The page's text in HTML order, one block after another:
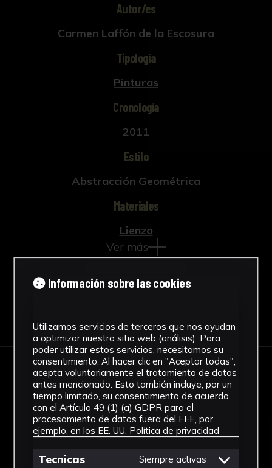
Autor/es
Carmen Laffón de la Escosura
Tipología
Pinturas
Cronología
2011
Estilo
Abstracción Geométrica
Materiales
Lienzo
Ver más
OBRAS RELACIONADAS
Información sobre las cookies
Utilizamos servicios de terceros que nos ayudan
a optimizar nuestro sitio web (análisis). Para
poder utilizar estos servicios, necesitamos su
consentimiento. Al hacer clic en "Aceptar todas",
acepta voluntariamente el tratamiento de datos
antes mencionado. Esto también incluye, por un
tiempo limitado, su consentimiento de acuerdo
con el Artículo 49 (1) (a) GDPR para el
procesamiento de datos fuera del EEE, por
ejemplo, en los EE. UU. Política de privacidad
Tecnicas Siempre activas